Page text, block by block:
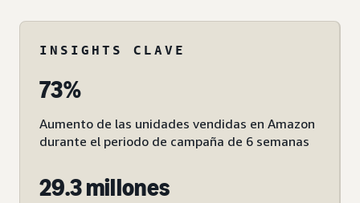
INSIGHTS CLAVE
73%
Aumento de las unidades vendidas en Amazon
durante el periodo de campaña de 6 semanas
29.3 millones